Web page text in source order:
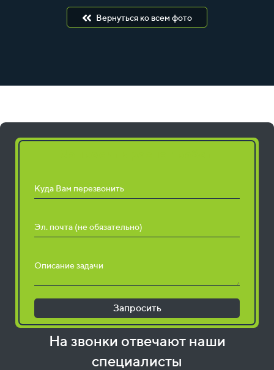
Вернуться ко всем фото
Куда Вам перезвонить
Эл. почта (не обязательно)
Описание задачи
Запросить
На звонки отвечают наши
специалисты